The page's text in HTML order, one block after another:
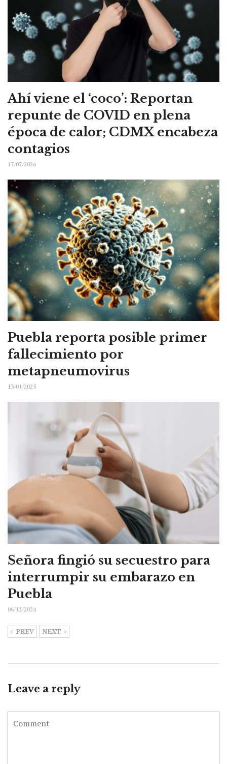
Ahí viene el ‘coco’: Reportan
repunte de COVID en plena
época de calor; CDMX encabeza
contagios
17/07/2026
Puebla reporta posible primer
fallecimiento por
metapneumovirus
13/01/2025
Señora fingió su secuestro para
interrumpir su embarazo en
Puebla
06/12/2024
PREV NEXT
Leave a reply